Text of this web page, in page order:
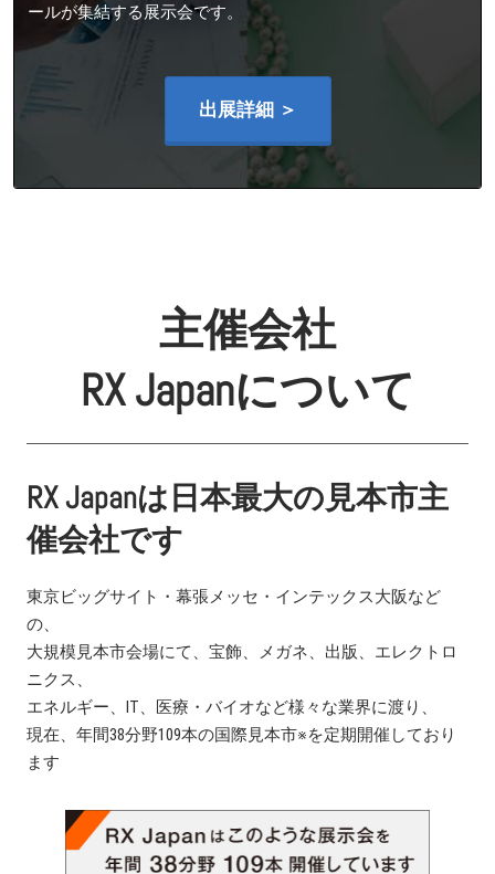
ールが集結する展示会です。
出展詳細 ＞
主催会社
RX Japanについて
RX Japanは日本最大の見本市主
催会社です
東京ビッグサイト・幕張メッセ・インテックス大阪など
の、
大規模見本市会場にて、宝飾、メガネ、出版、エレクトロ
ニクス、
エネルギー、IT、医療・バイオなど様々な業界に渡り、
現在、年間38分野109本の国際見本市※を定期開催しており
ます